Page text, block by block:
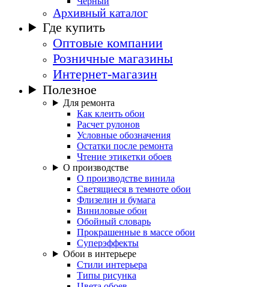
Архивный каталог
Где купить
Оптовые компании
Розничные магазины
Интернет-магазин
Полезное
Для ремонта
Как клеить обои
Расчет рулонов
Условные обозначения
Остатки после ремонта
Чтение этикетки обоев
О производстве
О производстве винила
Светящиеся в темноте обои
Флизелин и бумага
Виниловые обои
Обойный словарь
Прокрашенные в массе обои
Суперэффекты
Обои в интерьере
Стили интерьера
Типы рисунка